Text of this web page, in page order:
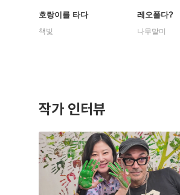
호랑이를 타다
책빛
레오폴다?
나무말미
작가 인터뷰